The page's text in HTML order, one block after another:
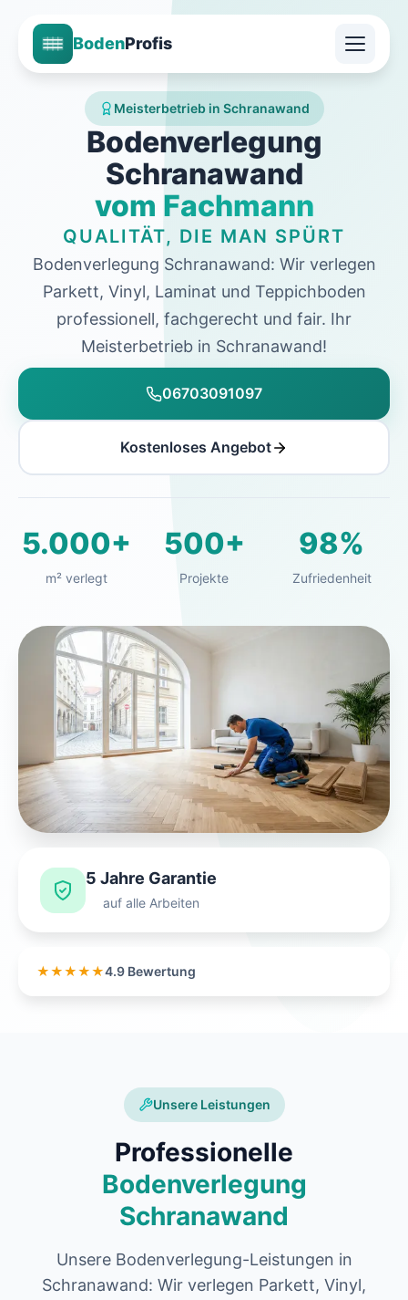
BodenProfis
Meisterbetrieb in Schranawand
Bodenverlegung
Schranawand
vom Fachmann
QUALITÄT, DIE MAN SPÜRT
Bodenverlegung Schranawand: Wir verlegen
Parkett, Vinyl, Laminat und Teppichboden
professionell, fachgerecht und fair. Ihr
Meisterbetrieb in Schranawand!
06703091097
Kostenloses Angebot
5.000+
m² verlegt
500+
Projekte
98%
Zufriedenheit
5 Jahre Garantie
auf alle Arbeiten
★★★★★4.9 Bewertung
Unsere Leistungen
Professionelle
Bodenverlegung
Schranawand
Unsere Bodenverlegung-Leistungen in
Schranawand: Wir verlegen Parkett, Vinyl,